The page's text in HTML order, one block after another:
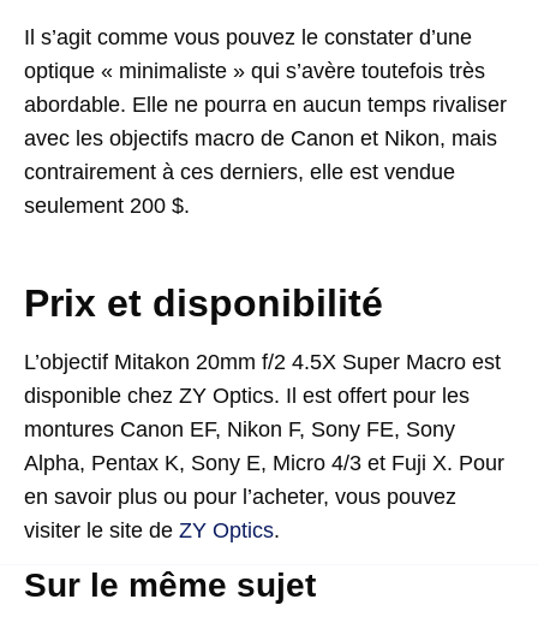
Il s’agit comme vous pouvez le constater d’une
optique « minimaliste » qui s’avère toutefois très
abordable. Elle ne pourra en aucun temps rivaliser
avec les objectifs macro de Canon et Nikon, mais
contrairement à ces derniers, elle est vendue
seulement 200 $.
Prix et disponibilité
L’objectif Mitakon 20mm f/2 4.5X Super Macro est
disponible chez ZY Optics. Il est offert pour les
montures Canon EF, Nikon F, Sony FE, Sony
Alpha, Pentax K, Sony E, Micro 4/3 et Fuji X. Pour
en savoir plus ou pour l’acheter, vous pouvez
visiter le site de ZY Optics.
Sur le même sujet